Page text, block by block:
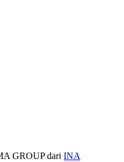
GROUP dari INA